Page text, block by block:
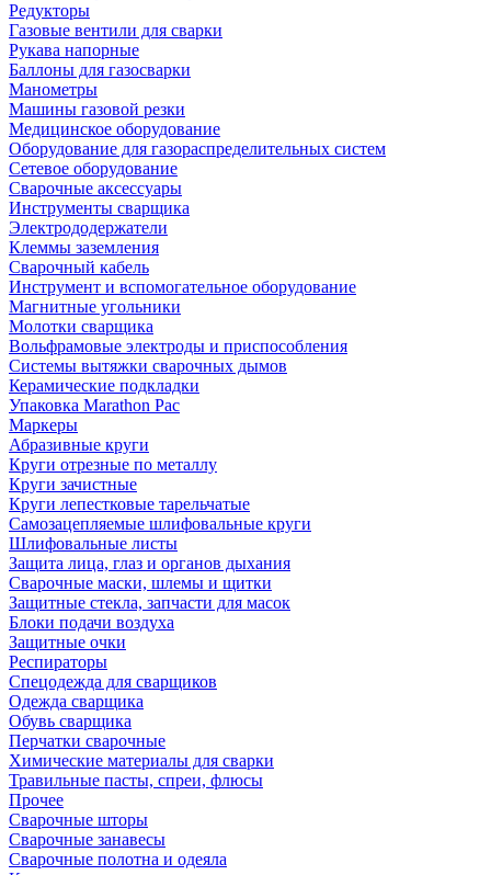
Редукторы
Газовые вентили для сварки
Рукава напорные
Баллоны для газосварки
Манометры
Машины газовой резки
Медицинское оборудование
Оборудование для газораспределительных систем
Сетевое оборудование
Сварочные аксессуары
Инструменты сварщика
Электрододержатели
Клеммы заземления
Сварочный кабель
Инструмент и вспомогательное оборудование
Магнитные угольники
Молотки сварщика
Вольфрамовые электроды и приспособления
Системы вытяжки сварочных дымов
Керамические подкладки
Упаковка Marathon Pac
Маркеры
Абразивные круги
Круги отрезные по металлу
Круги зачистные
Круги лепестковые тарельчатые
Самозацепляемые шлифовальные круги
Шлифовальные листы
Защита лица, глаз и органов дыхания
Сварочные маски, шлемы и щитки
Защитные стекла, запчасти для масок
Блоки подачи воздуха
Защитные очки
Респираторы
Спецодежда для сварщиков
Одежда сварщика
Обувь сварщика
Перчатки сварочные
Химические материалы для сварки
Травильные пасты, спреи, флюсы
Прочее
Сварочные шторы
Сварочные занавесы
Сварочные полотна и одеяла